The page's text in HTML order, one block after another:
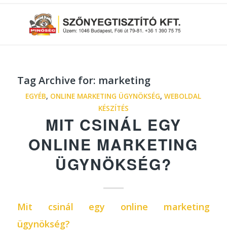
Tag Archive for: marketing
EGYÉB, ONLINE MARKETING ÜGYNÖKSÉG,WEBOLDAL
KÉSZÍTÉS
MIT CSINÁL EGY
ONLINE MARKETING
ÜGYNÖKSÉG?
Mit csinál egy online marketing
ügynökség?